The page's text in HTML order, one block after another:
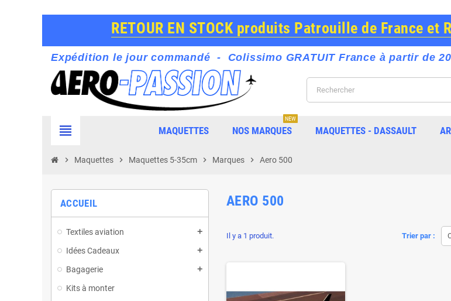
RETOUR EN STOCK produits Patrouille de France et
Expédition le jour commandé - Colissimo GRATUIT France à partir de
view_headline MAQUETTES NOS MARQUES
NEW
MAQUETTES - DASSAULT
chevron_right Maquettes chevron_right Maquettes 5-35cm chevron_right Marques chevron_right Aero 500
ACCUEIL
Textiles aviation
Idées Cadeaux
Bagagerie
Kits à monter
AERO 500
Trier par :
Il y a 1 produit.